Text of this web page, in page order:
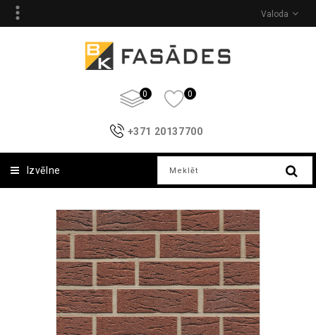
Valoda
0 0
+371 20137700
Izvēlne